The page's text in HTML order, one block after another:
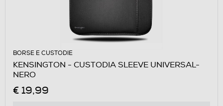
BORSE E CUSTODIE
KENSINGTON - CUSTODIA SLEEVE UNIVERSAL-
NERO
€ 19,99